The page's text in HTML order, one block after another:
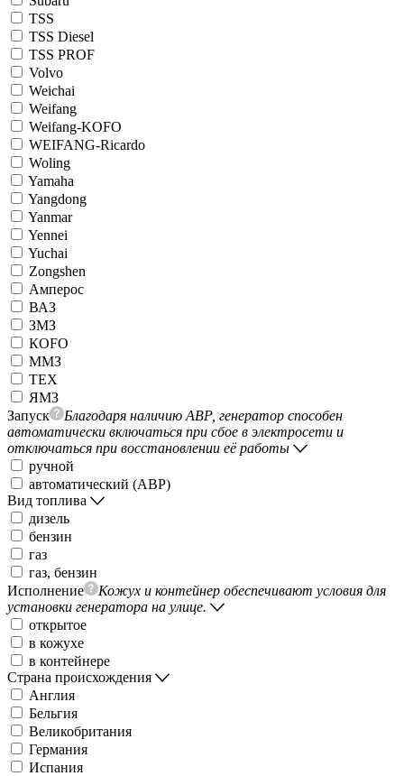
TSS
TSS Diesel
TSS PROF
Volvo
Weichai
Weifang
Weifang-KOFO
WEIFANG-Ricardo
Woling
Yamaha
Yangdong
Yanmar
Yennei
Yuchai
Zongshen
Амперос
ВАЗ
ЗМЗ
КОFO
ММЗ
ТЕХ
ЯМЗ
Запуск
Благодаря наличию АВР, генератор способен
автоматически включаться при сбое в электросети и
отключаться при восстановлении её работы
ручной
автоматический (АВР)
Вид топлива
дизель
бензин
газ
газ, бензин
Исполнение
Кожух и контейнер обеспечивают условия для
установки генератора на улице.
открытое
в кожухе
в контейнере
Страна происхождения
Англия
Бельгия
Великобритания
Германия
Испания